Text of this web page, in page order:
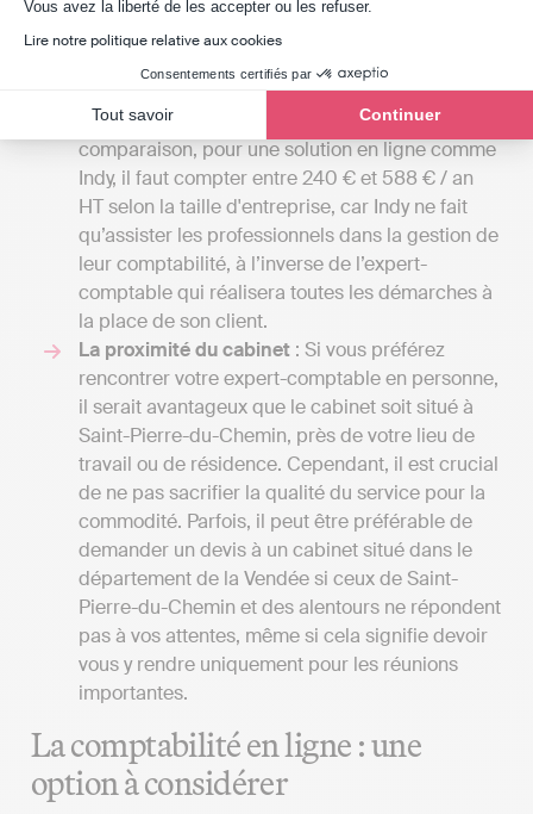
Vous avez la liberté de les accepter ou les refuser.
Lire notre politique relative aux cookies
Consentements certifiés par
Tout savoir Continuer
cabinets d'expertise comptable peuvent aller de
50 euros par mois pour une petite mission
confiée à un comptable indépendant, à
plusieurs milliers d'euros si votre entreprise
nécessite une comptabilité plus complexe. En
comparaison, pour une solution en ligne comme
Indy, il faut compter entre 240 € et 588 € / an
HT selon la taille d'entreprise, car Indy ne fait
qu’assister les professionnels dans la gestion de
leur comptabilité, à l’inverse de l’expert-
comptable qui réalisera toutes les démarches à
la place de son client.
La proximité du cabinet : Si vous préférez
rencontrer votre expert-comptable en personne,
il serait avantageux que le cabinet soit situé à
Saint-Pierre-du-Chemin, près de votre lieu de
travail ou de résidence. Cependant, il est crucial
de ne pas sacrifier la qualité du service pour la
commodité. Parfois, il peut être préférable de
demander un devis à un cabinet situé dans le
département de la Vendée si ceux de Saint-
Pierre-du-Chemin et des alentours ne répondent
pas à vos attentes, même si cela signifie devoir
vous y rendre uniquement pour les réunions
importantes.
La comptabilité en ligne : une
option à considérer